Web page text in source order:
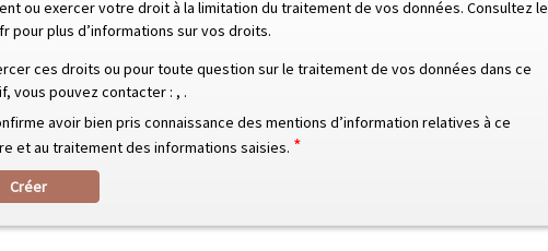
ou exercer votre droit à la limitation du traitement de vos données. Consultez le
pour plus d’informations sur vos droits.
ces droits ou pour toute question sur le traitement de vos données dans ce
vous pouvez contacter : , .
avoir bien pris connaissance des mentions d’information relatives à ce
et au traitement des informations saisies. *
Créer